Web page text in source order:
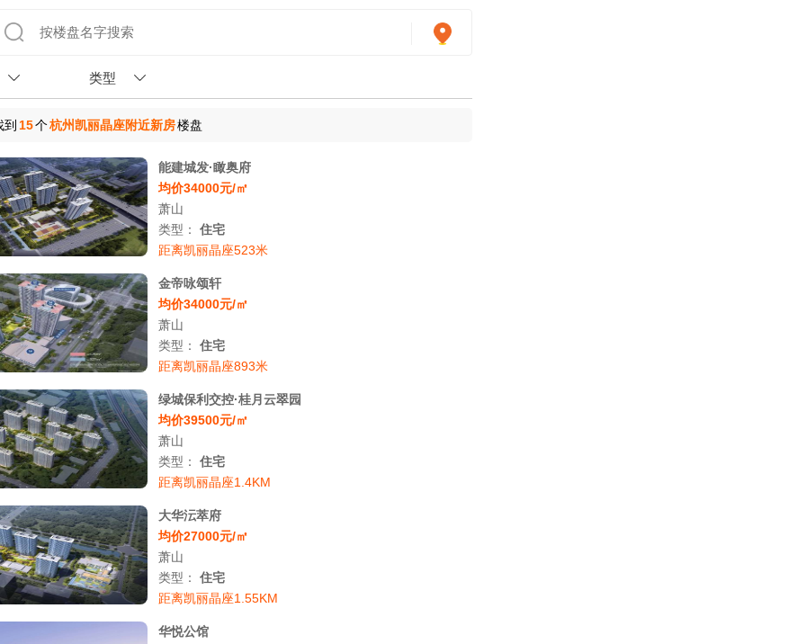
类型
到 15个杭州凯丽晶座附近新房楼盘
能建城发·瞰奥府
均价34000元/㎡
萧山
类型： 住宅
距离凯丽晶座523米
金帝咏颂轩
均价34000元/㎡
萧山
类型： 住宅
距离凯丽晶座893米
绿城保利交控·桂月云翠园
均价39500元/㎡
萧山
类型： 住宅
距离凯丽晶座1.4KM
大华沄萃府
均价27000元/㎡
萧山
类型： 住宅
距离凯丽晶座1.55KM
华悦公馆